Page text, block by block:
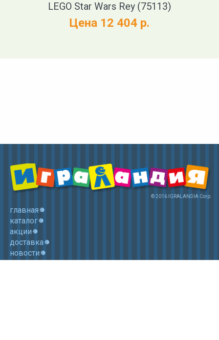
LEGO Star Wars Rey (75113)
Цена 12 404 р.
© 2016 IGRALANDIA Corp.
главная
каталог
акции
доставка
новости